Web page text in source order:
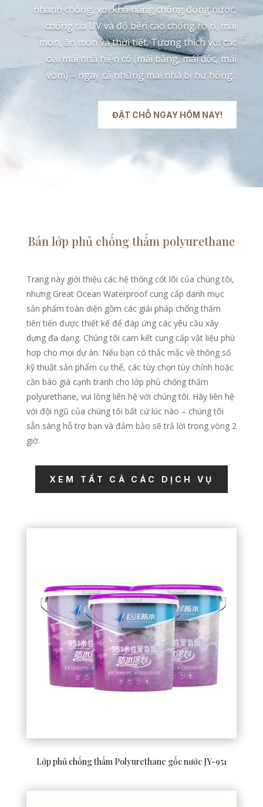
nhanh chóng, với khả năng chống đọng nước,
chống tia UV và độ bền cao chống rò rỉ, mài
mòn, ăn mòn và thời tiết. Tương thích với các
loại mái nhà hiện có (mái bằng, mái dốc, mái
vòm) – ngay cả những mái nhà bị hư hỏng.
ĐẶT CHỖ NGAY HÔM NAY!
Bán lớp phủ chống thấm polyurethane
Trang này giới thiệu các hệ thống cốt lõi của chúng tôi,
nhưng Great Ocean Waterproof cung cấp danh mục
sản phẩm toàn diện gồm các giải pháp chống thấm
tiên tiến được thiết kế để đáp ứng các yêu cầu xây
dựng đa dạng. Chúng tôi cam kết cung cấp vật liệu phù
hợp cho mọi dự án. Nếu bạn có thắc mắc về thông số
kỹ thuật sản phẩm cụ thể, các tùy chọn tùy chỉnh hoặc
cần báo giá cạnh tranh cho lớp phủ chống thấm
polyurethane, vui lòng liên hệ với chúng tôi. Hãy liên hệ
với đội ngũ của chúng tôi bất cứ lúc nào – chúng tôi
sẵn sàng hỗ trợ bạn và đảm bảo sẽ trả lời trong vòng 2
giờ.
XEM TẤT CẢ CÁC DỊCH VỤ
Lớp phủ chống thấm Polyurethane gốc nước JY-951